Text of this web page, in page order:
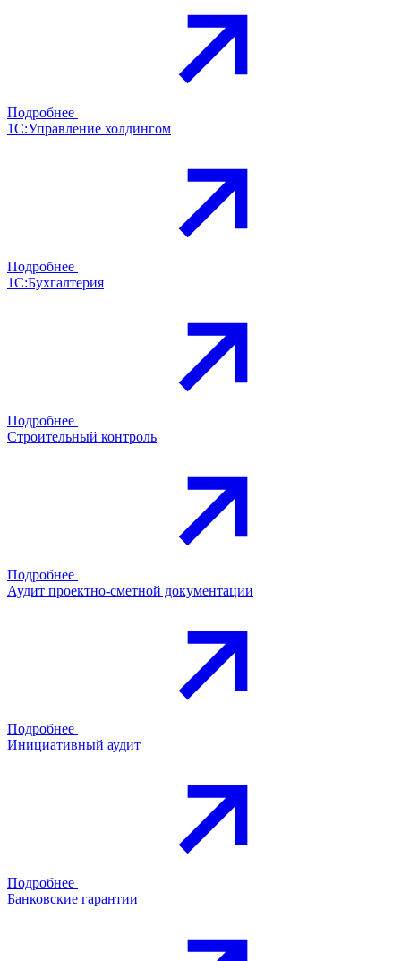
Подробнее
1С:Управление холдингом
Подробнее
1С:Бухгалтерия
Подробнее
Строительный контроль
Подробнее
Аудит проектно-сметной документации
Подробнее
Инициативный аудит
Подробнее
Банковские гарантии